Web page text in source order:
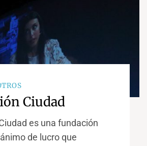
Ciudad
es una fundación
de lucro que